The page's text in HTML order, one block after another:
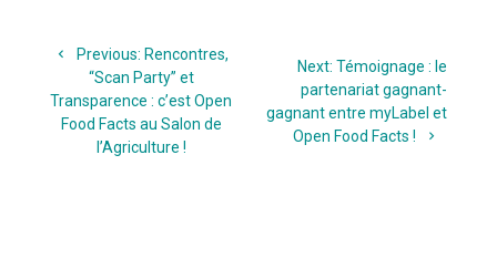
l’article
Previous: Previous
post:
Rencontres,
“Scan Party” et
Transparence : c’est Open
Food Facts au Salon de
l’Agriculture !
Next: Next
post:
Témoignage : le
partenariat gagnant-
gagnant entre myLabel et
Open Food Facts !